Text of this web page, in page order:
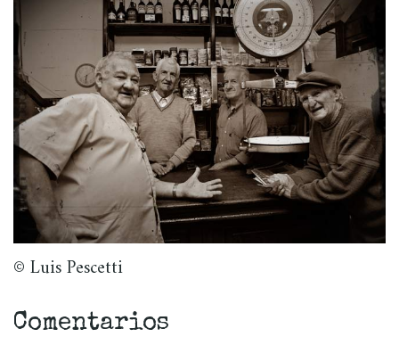
© Luis Pescetti
Comentarios